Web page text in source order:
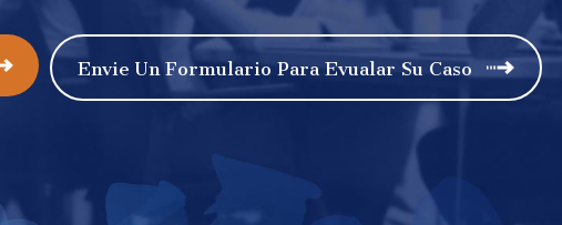
Envie Un Formulario Para Evualar Su Caso